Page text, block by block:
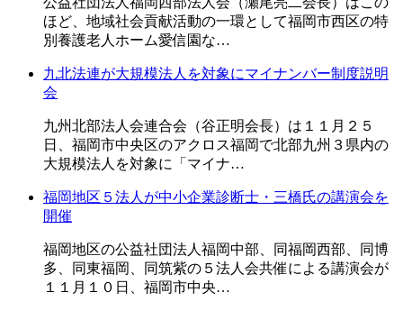
ほど、地域社会貢献活動の一環として福岡市西区の特
別養護老人ホーム愛信園な…
九北法連が大規模法人を対象にマイナンバー制度説明
会
九州北部法人会連合会（谷正明会長）は１１月２５
日、福岡市中央区のアクロス福岡で北部九州３県内の
大規模法人を対象に「マイナ…
福岡地区５法人が中小企業診断士・三橋氏の講演会を
開催
福岡地区の公益社団法人福岡中部、同福岡西部、同博
多、同東福岡、同筑紫の５法人会共催による講演会が
１１月１０日、福岡市中央…